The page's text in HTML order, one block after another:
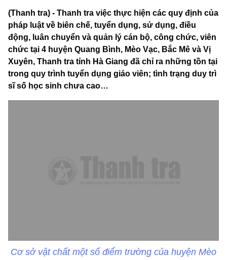
(Thanh tra) - Thanh tra việc thực hiện các quy định của
pháp luật về biên chế, tuyển dụng, sử dụng, điều
động, luân chuyển và quản lý cán bộ, công chức, viên
chức tại 4 huyện Quang Bình, Mèo Vạc, Bắc Mê và Vị
Xuyên, Thanh tra tỉnh Hà Giang đã chỉ ra những tồn tại
trong quy trình tuyển dụng giáo viên; tình trạng duy trì
sĩ số học sinh chưa cao…
Cơ sở vật chất một số điểm trường của huyện Mèo